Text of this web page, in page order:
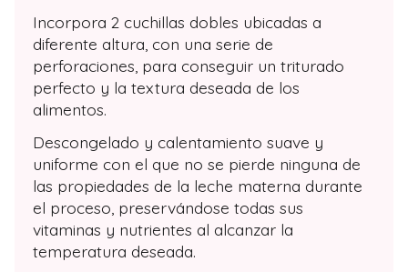
Incorpora 2 cuchillas dobles ubicadas a
diferente altura, con una serie de
perforaciones, para conseguir un triturado
perfecto y la textura deseada de los
alimentos.
Descongelado y calentamiento suave y
uniforme con el que no se pierde ninguna de
las propiedades de la leche materna durante
el proceso, preservándose todas sus
vitaminas y nutrientes al alcanzar la
temperatura deseada.